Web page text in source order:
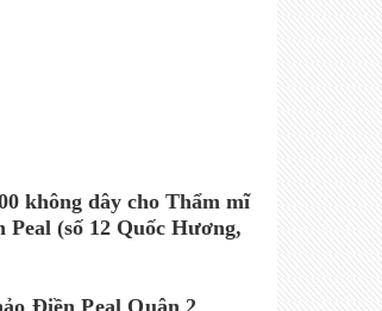
không dây cho Thẩm mĩ
(số 12 Quốc Hương,
Điền Peal Quận 2